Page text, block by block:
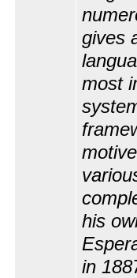
gives
most
his
in